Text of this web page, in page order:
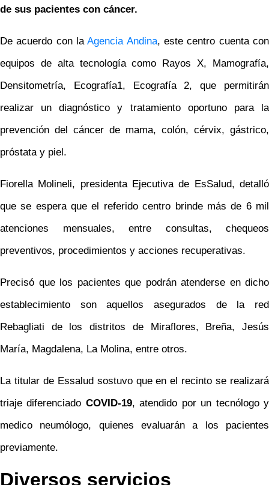
de sus pacientes con cáncer.
De acuerdo con laAgencia Andina, este centro cuenta con
equipos de alta tecnología como Rayos X, Mamografía,
Densitometría, Ecografía1, Ecografía 2, que permitirán
realizar un diagnóstico y tratamiento oportuno para la
prevención del cáncer de mama, colón, cérvix, gástrico,
próstata y piel.
Fiorella Molineli, presidenta Ejecutiva de EsSalud, detalló
que se espera que el referido centro brinde más de 6 mil
atenciones mensuales, entre consultas, chequeos
preventivos, procedimientos y acciones recuperativas.
Precisó que los pacientes que podrán atenderse en dicho
establecimiento son aquellos asegurados de la red
Rebagliati de los distritos de Miraflores, Breña, Jesús
María, Magdalena, La Molina, entre otros.
La titular de Essalud sostuvo que en el recinto se realizará
triaje diferenciado COVID-19, atendido por un tecnólogo y
medico neumólogo, quienes evaluarán a los pacientes
previamente.
Diversos servicios